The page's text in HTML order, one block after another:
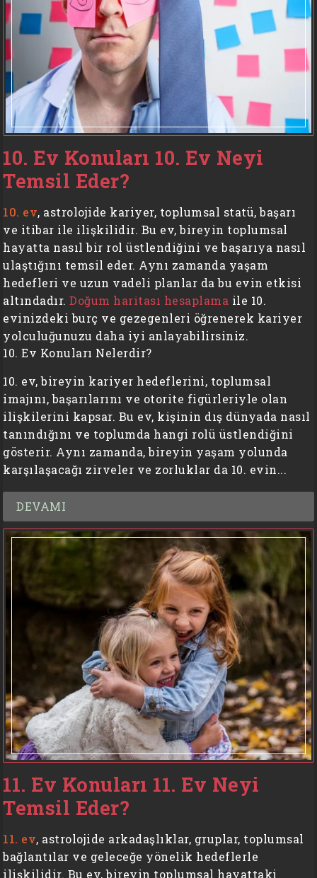
10. Ev Konuları 10. Ev Neyi
Temsil Eder?
10. ev, astrolojide kariyer, toplumsal statü, başarı
ve itibar ile ilişkilidir. Bu ev, bireyin toplumsal
hayatta nasıl bir rol üstlendiğini ve başarıya nasıl
ulaştığını temsil eder. Aynı zamanda yaşam
hedefleri ve uzun vadeli planlar da bu evin etkisi
altındadır.Doğum haritası hesaplama ile 10.
evinizdeki burç ve gezegenleri öğrenerek kariyer
yolculuğunuzu daha iyi anlayabilirsiniz.
10. Ev Konuları Nelerdir?
10. ev, bireyin kariyer hedeflerini, toplumsal
imajını, başarılarını ve otorite figürleriyle olan
ilişkilerini kapsar. Bu ev, kişinin dış dünyada nasıl
tanındığını ve toplumda hangi rolü üstlendiğini
gösterir. Aynı zamanda, bireyin yaşam yolunda
karşılaşacağı zirveler ve zorluklar da 10. evin...
DEVAMI
11. Ev Konuları 11. Ev Neyi
Temsil Eder?
11. ev, astrolojide arkadaşlıklar, gruplar, toplumsal
bağlantılar ve geleceğe yönelik hedeflerle
ilişkilidir. Bu ev, bireyin toplumsal hayattaki